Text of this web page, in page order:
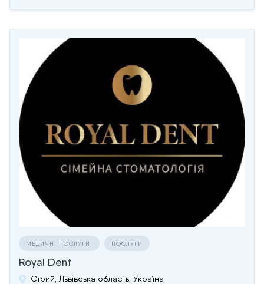
МЕДИЧНІ ПОСЛУГИ ПОСЛУГИ
Royal Dent
Стрий, Львівська область, Україна